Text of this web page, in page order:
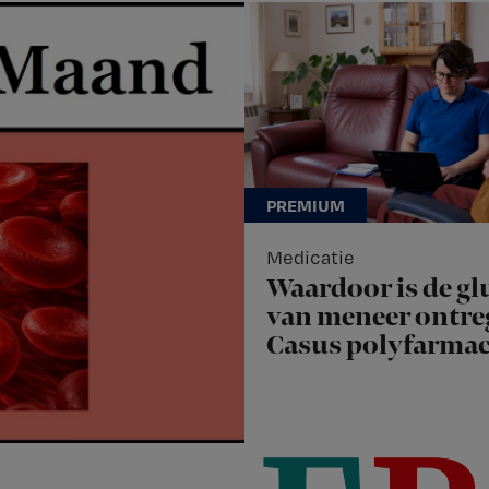
Medicatie
Waardoor is de
van meneer
Casus